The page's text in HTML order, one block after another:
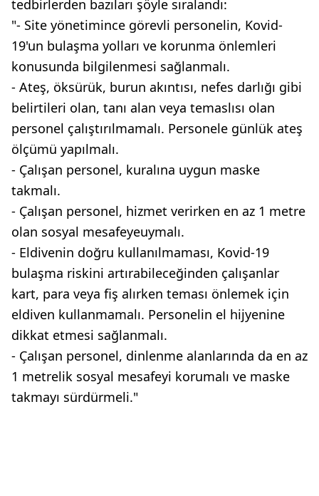
tedbirlerden bazıları şöyle sıralandı:
"- Site yönetimince görevli personelin, Kovid-
19'un bulaşma yolları ve korunma önlemleri
konusunda bilgilenmesi sağlanmalı.
- Ateş, öksürük, burun akıntısı, nefes darlığı gibi
belirtileri olan, tanı alan veya temaslısı olan
personel çalıştırılmamalı. Personele günlük ateş
ölçümü yapılmalı.
- Çalışan personel, kuralına uygun maske
takmalı.
- Çalışan personel, hizmet verirken en az 1 metre
olan sosyal mesafeyeuymalı.
- Eldivenin doğru kullanılmaması, Kovid-19
bulaşma riskini artırabileceğinden çalışanlar
kart, para veya fiş alırken teması önlemek için
eldiven kullanmamalı. Personelin el hijyenine
dikkat etmesi sağlanmalı.
- Çalışan personel, dinlenme alanlarında da en az
1 metrelik sosyal mesafeyi korumalı ve maske
takmayı sürdürmeli."